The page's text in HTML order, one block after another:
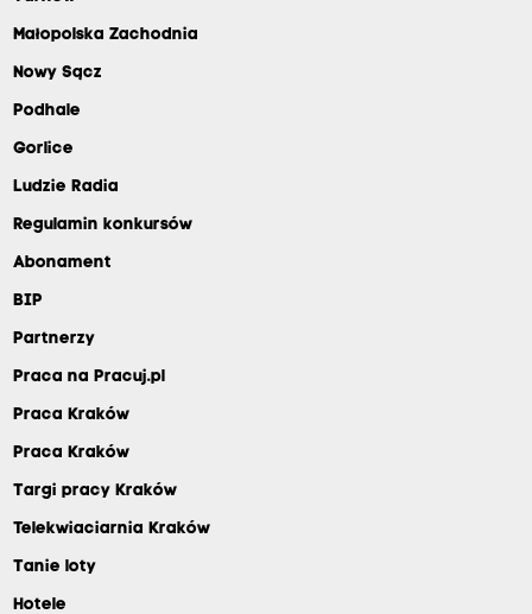
Małopolska Zachodnia
Nowy Sącz
Podhale
Gorlice
Ludzie Radia
Regulamin konkursów
Abonament
BIP
Partnerzy
Praca na Pracuj.pl
Praca Kraków
Praca Kraków
Targi pracy Kraków
Telekwiaciarnia Kraków
Tanie loty
Hotele